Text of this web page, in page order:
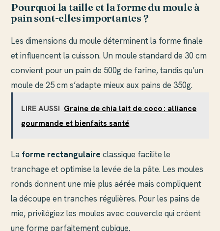
Pourquoi la taille et la forme du moule à
pain sont-elles importantes ?
Les dimensions du moule déterminent la forme finale
et influencent la cuisson. Un moule standard de 30 cm
convient pour un pain de 500g de farine, tandis qu’un
moule de 25 cm s’adapte mieux aux pains de 350g.
LIRE AUSSI Graine de chia lait de coco : alliance
gourmande et bienfaits santé
La forme rectangulaire classique facilite le
tranchage et optimise la levée de la pâte. Les moules
ronds donnent une mie plus aérée mais compliquent
la découpe en tranches régulières. Pour les pains de
mie, privilégiez les moules avec couvercle qui créent
une forme parfaitement cubique.